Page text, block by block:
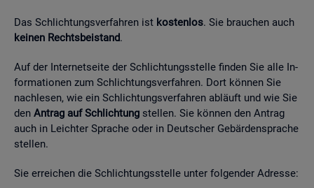
Das Schlich­tungs­ver­fah­ren ist kos­ten­los. Sie brau­chen auch
kei­nen Rechts­bei­stand.
Auf der In­ter­net­sei­te der Schlich­tungs­stel­le fin­den Sie alle In­
for­ma­tio­nen zum Schlich­tungs­ver­fah­ren. Dort kön­nen Sie
nach­le­sen, wie ein Schlich­tungs­ver­fah­ren ab­läuft und wie Sie
den An­trag auf Schlich­tung stel­len. Sie kön­nen den An­trag
auch in Leich­ter Spra­che oder in Deut­scher Ge­bär­den­spra­che
stel­len.
Sie er­rei­chen die Schlich­tungs­stel­le unter fol­gen­der Adres­se: